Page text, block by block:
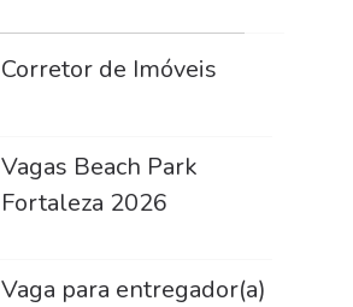
Corretor de Imóveis
Vagas Beach Park
Fortaleza 2026
Vaga para entregador(a)